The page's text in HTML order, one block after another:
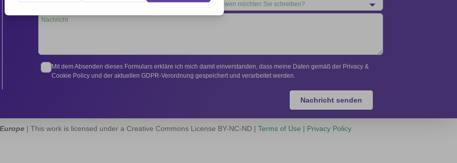
Mit dem Absenden dieses Formulars erkläre ich mich damit einverstanden, dass meine Daten gemäß der Privacy &
Cookie Policy und der aktuellen GDPR-Verordnung gespeichert und verarbeitet werden.
Nachricht senden
| This work is licensed under a Creative Commons License BY-NC-ND | Terms of Use | Privacy Policy